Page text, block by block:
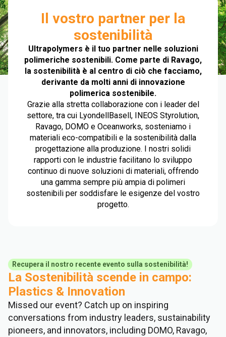
Il vostro partner per la
sostenibilità
Ultrapolymers è il tuo partner nelle soluzioni
polimeriche sostenibili. Come parte di Ravago,
la sostenibilità è al centro di ciò che facciamo,
derivante da molti anni di innovazione
polimerica sostenibile.
Grazie alla stretta collaborazione con i leader del
settore, tra cui LyondellBasell, INEOS Styrolution,
Ravago, DOMO e Oceanworks, sosteniamo i
materiali eco-compatibili e la sostenibilità dalla
progettazione alla produzione. I nostri solidi
rapporti con le industrie facilitano lo sviluppo
continuo di nuove soluzioni di materiali, offrendo
una gamma sempre più ampia di polimeri
sostenibili per soddisfare le esigenze del vostro
progetto.
Recupera il nostro recente evento sulla sostenibilità!
La Sostenibilità scende in campo:
Plastics & Innovation
Missed our event? Catch up on inspiring
conversations from industry leaders, sustainability
pioneers, and innovators, including DOMO, Ravago,